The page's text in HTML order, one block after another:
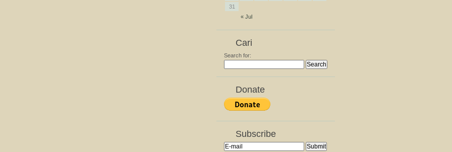
« Jul
31
Cari
Search for:
Donate
Subscribe